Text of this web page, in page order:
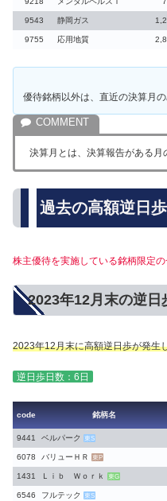
9543 静岡ガス
9755 応用地質
優待銘柄以外は、直近の決算月の
決算月とは、決算報告がある月
過去の高額逆日歩
株主優待を実施している銘柄限定の
2023年12月末の逆日
2023年12月末に高額逆日歩が発生
逆日歩日数：6日
code 銘柄名
9441 ベルパーク 東S
6078 バリューＨＲ 東P
1431 Ｌｉｂ Ｗｏｒｋ 東G
6546 フルテック 東S